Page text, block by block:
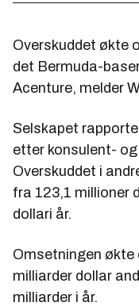
Overskuddet økte
det Bermuda-
Acenture, melder
Selskapet
etter konsulent-
Overskuddet i
fra 123,1 millioner
dollari år.
Omsetningen økte
milliarder dollar
milliarder i år.